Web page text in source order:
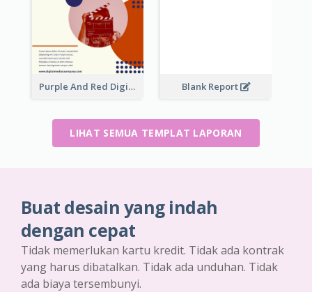
Purple And Red Digital Media Annual Report Blank Report
LIHAT SEMUA TEMPLAT LAPORAN
Buat desain yang indah
dengan cepat
Tidak memerlukan kartu kredit. Tidak ada kontrak
yang harus dibatalkan. Tidak ada unduhan. Tidak
ada biaya tersembunyi.